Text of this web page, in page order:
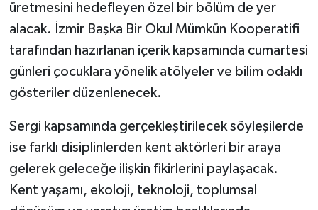
üretmesini hedefleyen özel bir bölüm de yer
alacak. İzmir Başka Bir Okul Mümkün Kooperatifi
tarafından hazırlanan içerik kapsamında cumartesi
günleri çocuklara yönelik atölyeler ve bilim odaklı
gösteriler düzenlenecek.
Sergi kapsamında gerçekleştirilecek söyleşilerde
ise farklı disiplinlerden kent aktörleri bir araya
gelerek geleceğe ilişkin fikirlerini paylaşacak.
Kent yaşamı, ekoloji, teknoloji, toplumsal